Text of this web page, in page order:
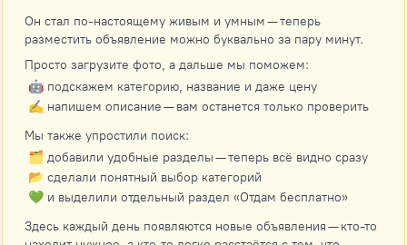
Он стал по-настоящему живым и умным — теперь
разместить объявление можно буквально за пару минут.
Просто загрузите фото, а дальше мы поможем:
🤖 подскажем категорию, название и даже цену
✍️ напишем описание — вам останется только проверить
Мы также упростили поиск:
🗂 добавили удобные разделы — теперь всё видно сразу
📂 сделали понятный выбор категорий
💚 и выделили отдельный раздел «Отдам бесплатно»
Здесь каждый день появляются новые объявления — кто-то